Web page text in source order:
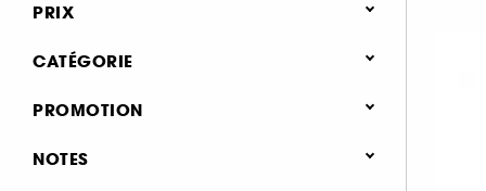
PRIX
CATÉGORIE
Cheveux
PROMOTION
0 (4)
NOTES